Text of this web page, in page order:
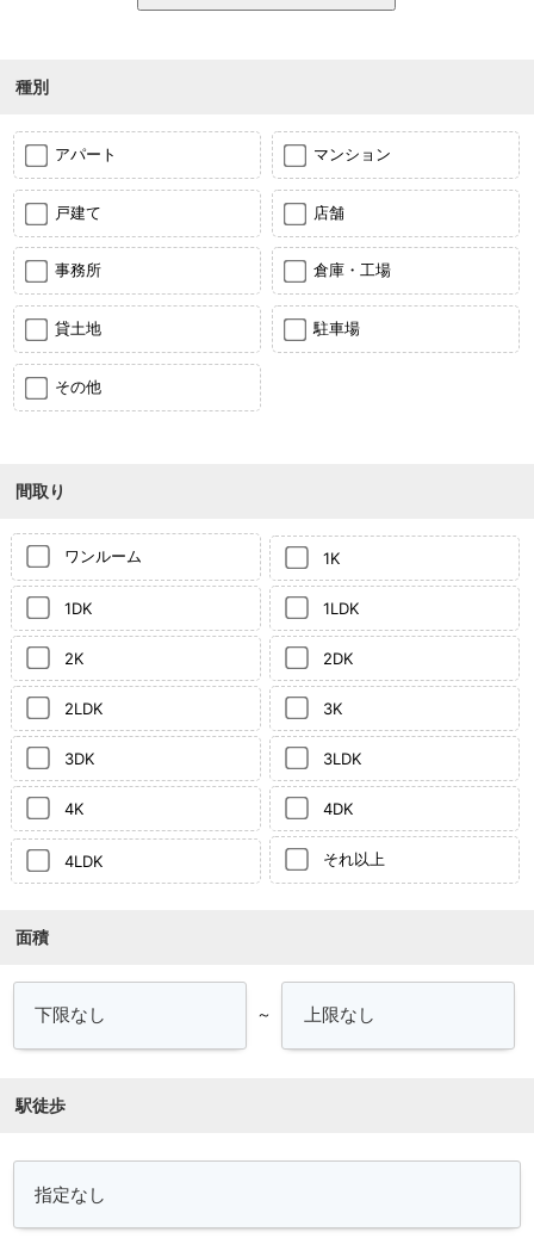
種別
アパート マンション
戸建て 店舗
事務所 倉庫・工場
貸土地 駐車場
その他
間取り
ワンルーム 1K
1DK 1LDK
2K 2DK
2LDK 3K
3DK 3LDK
4K 4DK
4LDK それ以上
面積
～
駅徒歩